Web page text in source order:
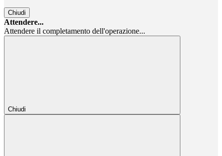
Chiudi
Attendere...
Attendere il completamento dell'operazione...
Chiudi